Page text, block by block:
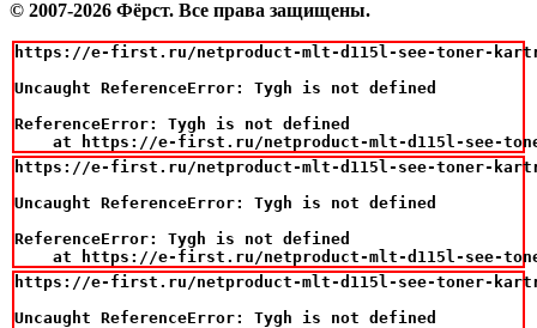
© 2007-2026 Фёрст. Все права защищены.
https://e-first.ru/netproduct-mlt-d115l-see-toner-
Uncaught ReferenceError: Tygh is not defined
ReferenceError: Tygh is not defined
at https://e-first.ru/netproduct-mlt-d115l-see-
https://e-first.ru/netproduct-mlt-d115l-see-toner-
Uncaught ReferenceError: Tygh is not defined
ReferenceError: Tygh is not defined
at https://e-first.ru/netproduct-mlt-d115l-see-
https://e-first.ru/netproduct-mlt-d115l-see-toner-
Uncaught ReferenceError: Tygh is not defined